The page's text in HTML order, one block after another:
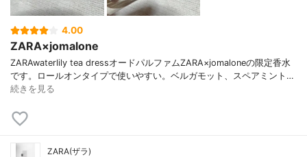
4.00
ZARA×jomalone
ZARAwaterlily tea dressオードパルファムZARA×jomaloneの限定香水
です。ロールオンタイプで使いやすい。ベルガモット、スペアミント…
続きを見る
ZARA(ザラ)